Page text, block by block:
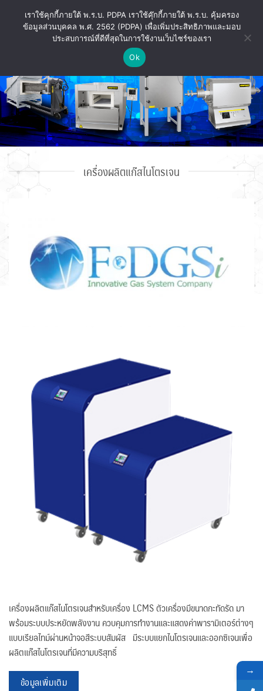
เครื่องผลิตแก๊สไนโตรเจน
เครื่องผลิตแก๊สไนโตรเจนสำหรับเครื่อง LCMS ตัวเครื่องมีขนาดกะทัดรัด มา
พร้อมระบบประหยัดพลังงาน ควบคุมการทำงานและแสดงค่าพารามิเตอร์ต่างๆ
แบบเรียลไทม์ผ่านหน้าจอสีระบบสัมผัส มีระบบแยกไนโตรเจนและออกซิเจนเพื่อ
ผลิตแก๊สไนโตรเจนที่มีความบริสุทธิ์
ข้อมูลเพิ่มเติม
→
เราใช้คุกกี้ภายใต้ พ.ร.บ. PDPA เราใช้คุ๊กกี้ภายใต้ พ.ร.บ. คุ้มครอง
ข้อมูลส่วนบุคคล พ.ศ. 2562 (PDPA) เพื่อเพิ่มประสิทธิภาพและมอบ
ประสบการณ์ที่ดีที่สุดในการใช้งานเว็บไซร์ของเรา
Ok